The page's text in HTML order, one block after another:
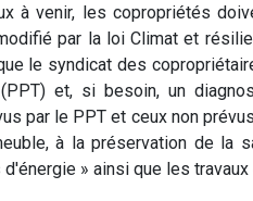
à venir, les copropriétés
par la loi Climat et
le syndicat des
et, si besoin, un
par le PPT et ceux non
à la préservation de
» ainsi que les